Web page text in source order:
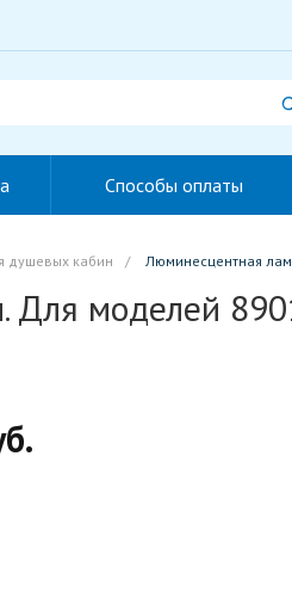
Способы оплаты
душевых кабин / Люминесцентная
Для моделей